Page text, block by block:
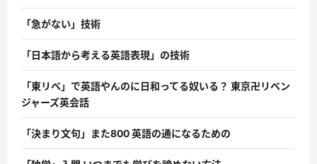
「急がない」技術
「日本語から考える英語表現」の技術
「東リベ」で英語やんのに日和ってる奴いる？ 東京卍リベン
ジャーズ英会話
「決まり文句」また800 英語の通になるための